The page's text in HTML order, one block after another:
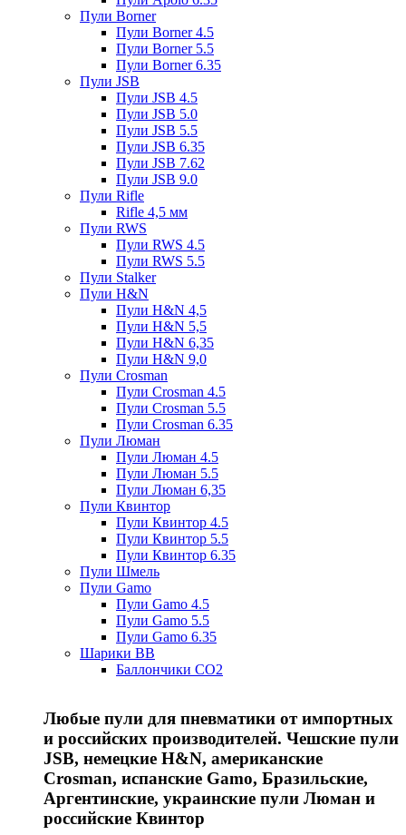
Пули Borner
Пули Borner 4.5
Пули Borner 5.5
Пули Borner 6.35
Пули JSB
Пули JSB 4.5
Пули JSB 5.0
Пули JSB 5.5
Пули JSB 6.35
Пули JSB 7.62
Пули JSB 9.0
Пули Rifle
Rifle 4,5 мм
Пули RWS
Пули RWS 4.5
Пули RWS 5.5
Пули Stalker
Пули H&N
Пули H&N 4,5
Пули H&N 5,5
Пули H&N 6,35
Пули H&N 9,0
Пули Crosman
Пули Crosman 4.5
Пули Crosman 5.5
Пули Crosman 6.35
Пули Люман
Пули Люман 4.5
Пули Люман 5.5
Пули Люман 6,35
Пули Квинтор
Пули Квинтор 4.5
Пули Квинтор 5.5
Пули Квинтор 6.35
Пули Шмель
Пули Gamo
Пули Gamo 4.5
Пули Gamo 5.5
Пули Gamo 6.35
Шарики BB
Баллончики CO2
Любые пули для пневматики от импортных
и российских производителей. Чешские пули
JSB, немецкие H&N, американские
Crosman, испанские Gamo, Бразильские,
Аргентинские, украинские пули Люман и
российские Квинтор